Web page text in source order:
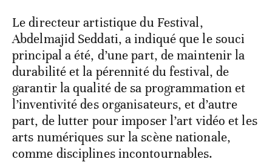
Le directeur artistique du Festival,
Abdelmajid Seddati, a indiqué que le souci
principal a été, d’une part, de maintenir la
durabilité et la pérennité du festival, de
garantir la qualité de sa programmation et
l’inventivité des organisateurs, et d’autre
part, de lutter pour imposer l’art vidéo et les
arts numériques sur la scène nationale,
comme disciplines incontournables.